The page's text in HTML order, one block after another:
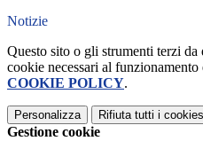
Notizie
Questo sito o gli strumenti terzi
cookie necessari al
COOKIE POLICY.
Personalizza Rifiuta tutti i cookies
Gestione cookie